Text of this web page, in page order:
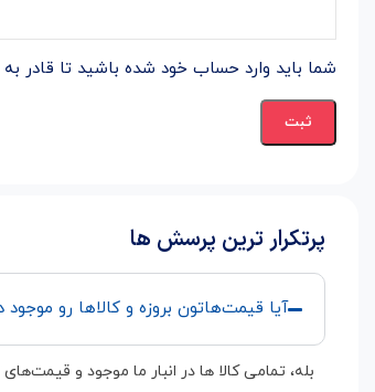
شما باید وارد حساب خود شده باشید تا قادر
پرتکرار ترین پرسش ها
آیا قیمت‌هاتون بروزه و کالاها رو موجود
بله، تمامی کالا ها در انبار ما موجود و